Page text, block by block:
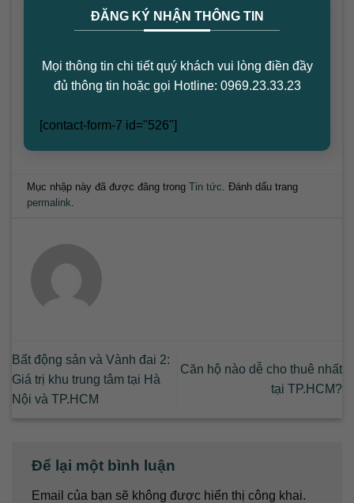
ĐĂNG KÝ NHẬN THÔNG TIN
Mọi thông tin chi tiết quý khách vui lòng điền đầy
đủ thông tin hoặc gọi Hotline: 0969.23.33.23
[contact-form-7 id="526"]
cập nhật những xu hướng mới nhất về thị trường
năng mà bạn có thể quan tâm tại
arioparkview.com
Mục nhập này đã được đăng trongTin tức. Đánh dấu trang
permalink.
Bất động sản và Vành đai 2:
Giá trị khu trung tâm tại Hà
Nội và TP.HCM
Căn hộ nào dễ cho thuê nhất
tại TP.HCM?
Để lại một bình luận
Email của bạn sẽ không được hiển thị công khai.